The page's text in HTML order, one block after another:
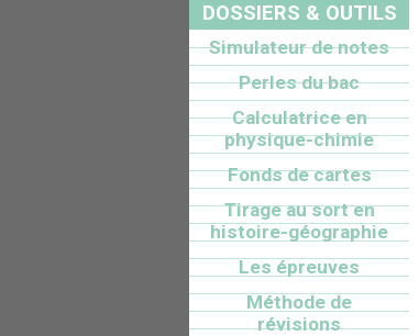
DOSSIERS & OUTILS
Simulateur de notes
Perles du bac
Calculatrice en
physique-chimie
Fonds de cartes
Tirage au sort en
histoire-géographie
Les épreuves
Méthode de
révisions